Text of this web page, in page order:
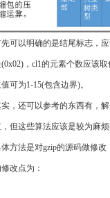
可以明确的是结尾标志，
(0x02)，cl1的元素个数应该
可为1-15(包含边界)。
，还可以参考的东西有，
但这些算法应该是较为麻
方法是对gzip的源码做修
改点为：